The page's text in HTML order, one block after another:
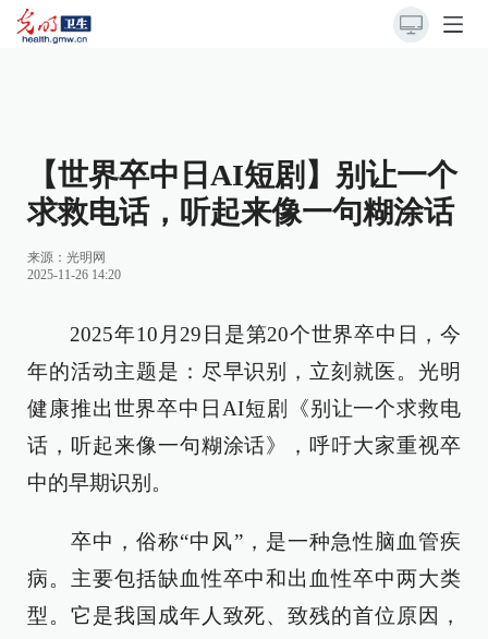
【世界卒中日AI短剧】别让一个
求救电话，听起来像一句糊涂话
来源：光明网
2025-11-26 14:20
2025年10月29日是第20个世界卒中日，今
年的活动主题是：尽早识别，立刻就医。光明
健康推出世界卒中日AI短剧《别让一个求救电
话，听起来像一句糊涂话》，呼吁大家重视卒
中的早期识别。
卒中，俗称“中风”，是一种急性脑血管疾
病。主要包括缺血性卒中和出血性卒中两大类
型。它是我国成年人致死、致残的首位原因，